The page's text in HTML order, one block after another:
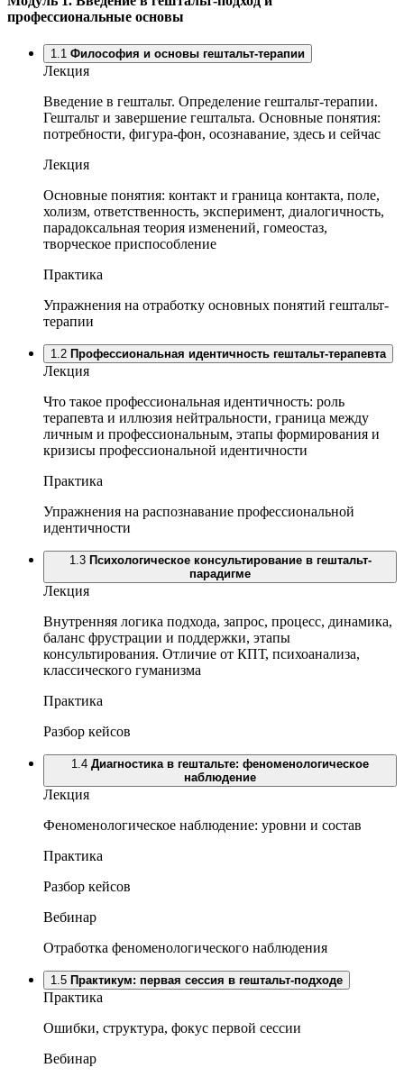
профессиональные основы
1.1 Философия и основы гештальт-терапии
Лекция
Введение в гештальт. Определение гештальт-терапии.
Гештальт и завершение гештальта. Основные понятия:
потребности, фигура-фон, осознавание, здесь и сейчас
Лекция
Основные понятия: контакт и граница контакта, поле,
холизм, ответственность, эксперимент, диалогичность,
парадоксальная теория изменений, гомеостаз,
творческое приспособление
Практика
Упражнения на отработку основных понятий гештальт-
терапии
1.2 Профессиональная идентичность гештальт-терапевта
Лекция
Что такое профессиональная идентичность: роль
терапевта и иллюзия нейтральности, граница между
личным и профессиональным, этапы формирования и
кризисы профессиональной идентичности
Практика
Упражнения на распознавание профессиональной
идентичности
1.3 Психологическое консультирование в гештальт-
парадигме
Лекция
Внутренняя логика подхода, запрос, процесс, динамика,
баланс фрустрации и поддержки, этапы
консультирования. Отличие от КПТ, психоанализа,
классического гуманизма
Практика
Разбор кейсов
1.4 Диагностика в гештальте: феноменологическое
наблюдение
Лекция
Феноменологическое наблюдение: уровни и состав
Практика
Разбор кейсов
Вебинар
Отработка феноменологического наблюдения
1.5 Практикум: первая сессия в гештальт-подходе
Практика
Ошибки, структура, фокус первой сессии
Вебинар